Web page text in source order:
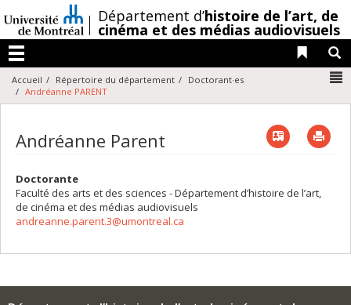
au
contenu
/Département d’histoire de l’art, de
cinéma et des médias audiovisuels
Menu
Liens
Accueil Répertoire du département
Doctorant·es
Andréanne PARENT
Andréanne Parent Vcard
Doctorante
Faculté des arts et des sciences - Département d’histoire de l’art,
de cinéma et des médias audiovisuels
andreanne.parent.3@umontreal.ca